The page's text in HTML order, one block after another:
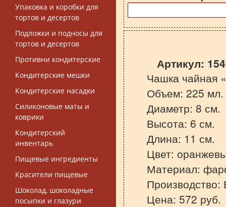
Упаковка и коробки для
тортов и десертов
Подложки и подносы для
тортов и десертов
Противни кондитерские
Кондитерские мешки
Кондитерские насадки
Силиконовые маты и
коврики
Кондитерский
инвентарь
Пищевые ингредиенты
Красители пищевые
Шоколад, шоколадные
посыпки и глазури
Артикул:
Чашка чайная
Объем: 225 мл.
Диаметр: 8 см.
Высота: 6 см.
Длина: 11 см.
Цвет:
Материал:
Производство:
Цена: 572 руб.